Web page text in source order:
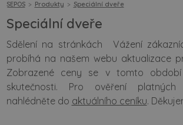
prodejní síť
informace a rady
SEPOS Produkty Speciální dveře
Speciální dveře
Sdělení na stránkách Vážení
probíhá na našem webu aktualizace
Zobrazené ceny se v tomto
skutečnosti. Pro ověření
nahlédněte do aktuálního ceníku.